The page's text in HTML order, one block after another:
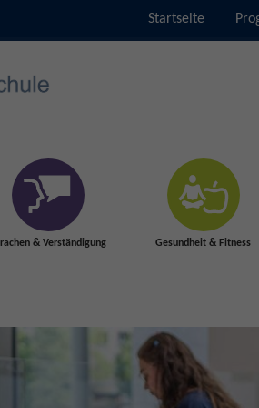
Startseite
& Verständigung Gesundheit & Fitness